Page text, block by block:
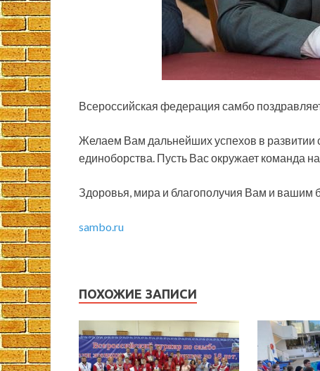
Всероссийская федерация самбо
Желаем Вам дальнейших успехов в развитии
единоборства. Пусть Вас окружает команда
Здоровья, мира и благополучия Вам и вашим
sambo.ru
ПОХОЖИЕ ЗАПИСИ